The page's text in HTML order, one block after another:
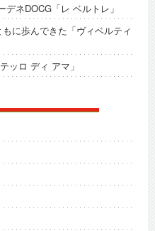
ネDOCG「レ ベルトレ」
に歩んできた「ヴィベルティ
ッロ ディ アマ」